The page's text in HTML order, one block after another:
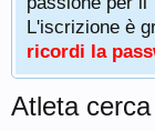
L'iscrizione è
ricordi la
Atleta